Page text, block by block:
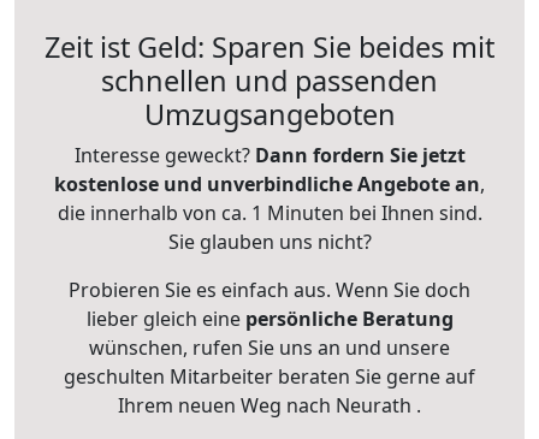
Zeit ist Geld: Sparen Sie beides mit
schnellen und passenden
Umzugsangeboten
Interesse geweckt? Dann fordern Sie jetzt
kostenlose und unverbindliche Angebote an,
die innerhalb von ca. 1 Minuten bei Ihnen sind.
Sie glauben uns nicht?
Probieren Sie es einfach aus. Wenn Sie doch
lieber gleich eine persönliche Beratung
wünschen, rufen Sie uns an und unsere
geschulten Mitarbeiter beraten Sie gerne auf
Ihrem neuen Weg nach Neurath .